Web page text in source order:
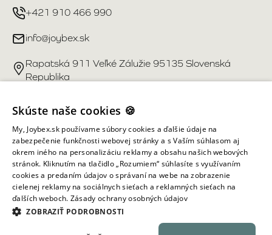
+421 910 466 990
info@joybex.sk
Rapatská 911 Veľké Zálužie 95135 Slovenská
Republika
Užitočné odkazy
Účet
Informácie obchodu
Všetky práva vyhradené ©
Skúste naše cookies 🍪
My, Joybex.sk používame súbory cookies a ďalšie údaje na
zabezpečenie funkčnosti webovej stránky a s Vaším súhlasom aj
okrem iného na personalizáciu reklamy a obsahu našich webových
stránok. Kliknutím na tlačidlo „Rozumiem“ súhlasíte s využívaním
cookies a predaním údajov o správaní na webe na zobrazenie
cielenej reklamy na sociálnych sieťach a reklamných sieťach na
ďalších weboch. Zásady ochrany osobných údajov
ZOBRAZIŤ PODROBNOSTI